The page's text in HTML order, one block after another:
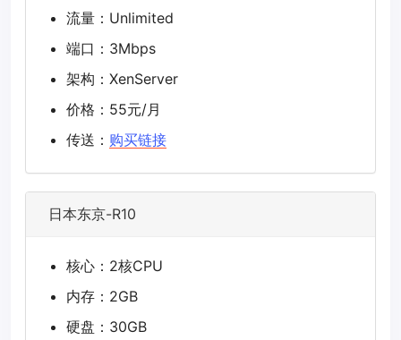
流量：Unlimited
端口：3Mbps
架构：XenServer
价格：55元/月
传送： 购买链接
日本东京-R10
核心：2核CPU
内存：2GB
硬盘：30GB